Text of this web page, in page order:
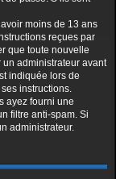
moins de 13 ans
reçues par
que toute nouvelle
administrateur avant
indiquée lors de
instructions.
ayez fourni une
filtre anti-spam. Si
administrateur.